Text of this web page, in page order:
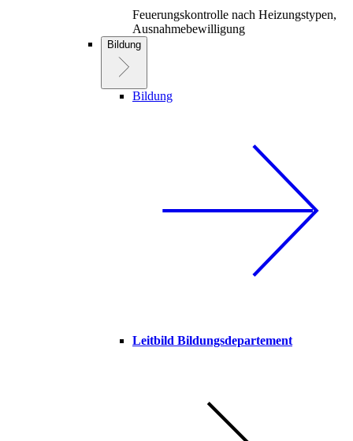
Feuerungskontrolle nach Heizungstypen,
Ausnahmebewilligung
Bildung
Bildung
Leitbild Bildungsdepartement